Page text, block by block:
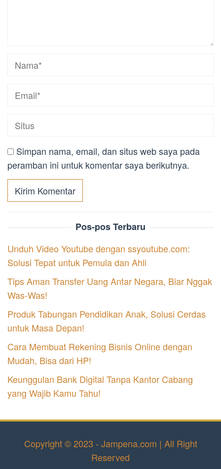
Simpan nama, email, dan situs web saya pada
peramban ini untuk komentar saya berikutnya.
Pos-pos Terbaru
Unduh Video Youtube dengan ssyoutube.com:
Solusi Tepat untuk Pemula dan Ahli
Tips Aman Transfer Uang Antar Negara, Biar Nggak
Was-Was!
Produk Tabungan Pendidikan Anak, Solusi Cerdas
untuk Masa Depan!
Cara Membuat Rekening Bisnis Online dengan
Mudah, Bisa dari HP!
Keunggulan Bank Digital Tanpa Kantor Cabang
yang Wajib Kamu Tahu!
Copyright © 2023 - Jampena.com | All Right
Reserved